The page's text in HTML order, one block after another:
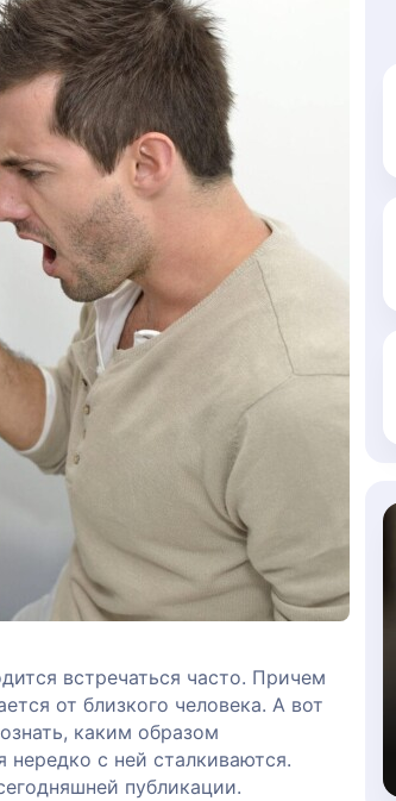
встречаться часто. Причем
от близкого человека. А вот
каким образом
нередко с ней сталкиваются.
публикации.